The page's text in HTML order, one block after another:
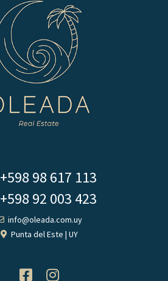
+598 98 617 113
+598 92 003 423
info@oleada.com.uy
Punta del Este | UY